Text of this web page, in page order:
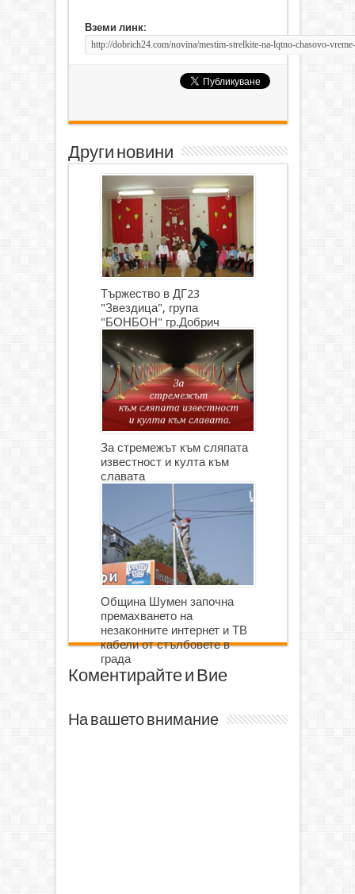
Вземи линк:
Други новини
Тържество в ДГ23
"Звездица", група
"БОНБОН" гр.Добрич
(СНИМКИ)
За стремежът към сляпата
известност и култа към
славата
Община Шумен започна
премахването на
незаконните интернет и ТВ
кабели от стълбовете в
града
Коментирайте и Вие
На вашето внимание